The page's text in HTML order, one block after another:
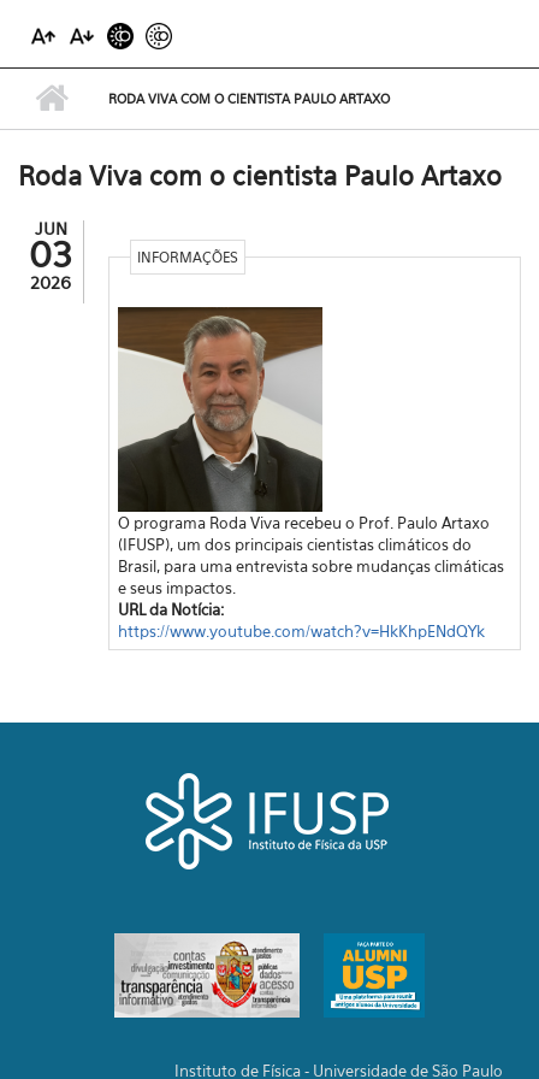
RODA VIVA COM O CIENTISTA PAULO ARTAXO
Roda Viva com o cientista Paulo Artaxo
JUN
03
2026
INFORMAÇÕES
O programa Roda Viva recebeu o Prof. Paulo Artaxo
(IFUSP), um dos principais cientistas climáticos do
Brasil, para uma entrevista sobre mudanças climáticas
e seus impactos.
URL da Notícia:
https://www.youtube.com/watch?v=HkKhpENdQYk
Instituto de Física - Universidade de São Paulo